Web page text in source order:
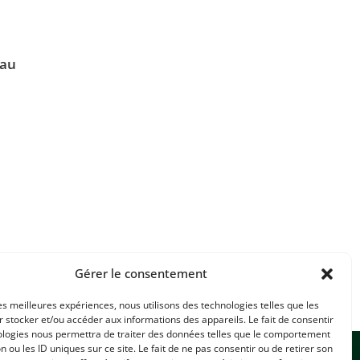
Gérer le consentement
meilleures expériences, nous utilisons des technologies telles que les
stocker et/ou accéder aux informations des appareils. Le fait de consentir
nous permettra de traiter des données telles que le comportement
ou les ID uniques sur ce site. Le fait de ne pas consentir ou de retirer son
au